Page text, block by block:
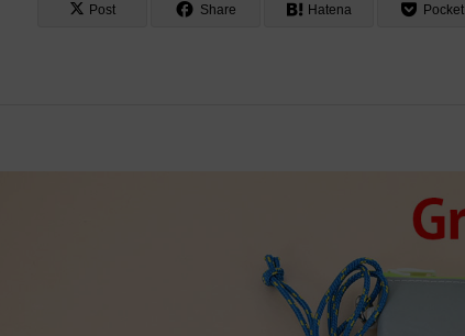
Post Share Hatena Pocket